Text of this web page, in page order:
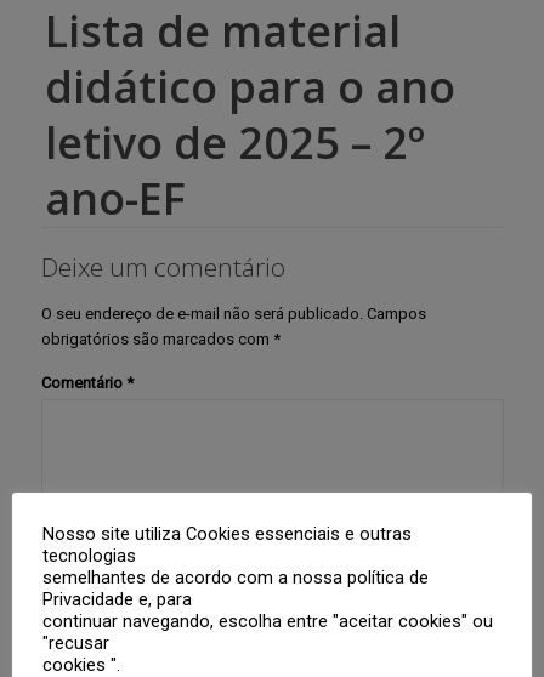
Lista de material
didático para o ano
letivo de 2025 – 2º
ano-EF
Deixe um comentário
O seu endereço de e-mail não será publicado. Campos
obrigatórios são marcados com *
Comentário *
Nome*
Nosso site utiliza Cookies essenciais e outras
tecnologias
semelhantes de acordo com a nossa política de
Privacidade e, para
continuar navegando, escolha entre "aceitar cookies" ou
"recusar
cookies ".